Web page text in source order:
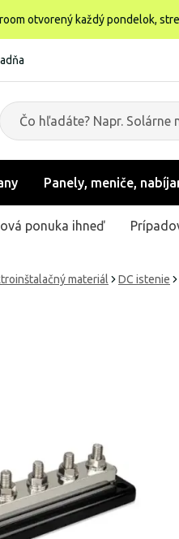
otvorený každý pondelok,
Panely, meniče,
ponuka ihneď
materiál DC istenie